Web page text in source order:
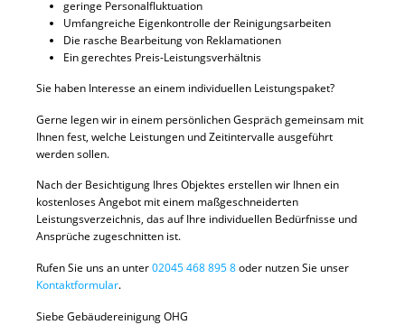
geringe Personalfluktuation
Umfangreiche Eigenkontrolle der Reinigungsarbeiten
Die rasche Bearbeitung von Reklamationen
Ein gerechtes Preis-Leistungsverhältnis
Sie haben Interesse an einem individuellen Leistungspaket?
Gerne legen wir in einem persönlichen Gespräch gemeinsam mit
Ihnen fest, welche Leistungen und Zeitintervalle ausgeführt
werden sollen.
Nach der Besichtigung Ihres Objektes erstellen wir Ihnen ein
kostenloses Angebot mit einem maßgeschneiderten
Leistungsverzeichnis, das auf Ihre individuellen Bedürfnisse und
Ansprüche zugeschnitten ist.
Rufen Sie uns an unter02045 468 895 8oder nutzen Sie unser
Kontaktformular.
Siebe Gebäudereinigung OHG